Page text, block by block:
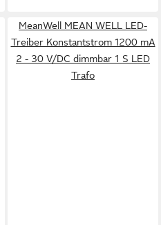
MeanWell MEAN WELL LED-
Treiber Konstantstrom 1200 mA
2 - 30 V/DC dimmbar 1 S LED
Trafo